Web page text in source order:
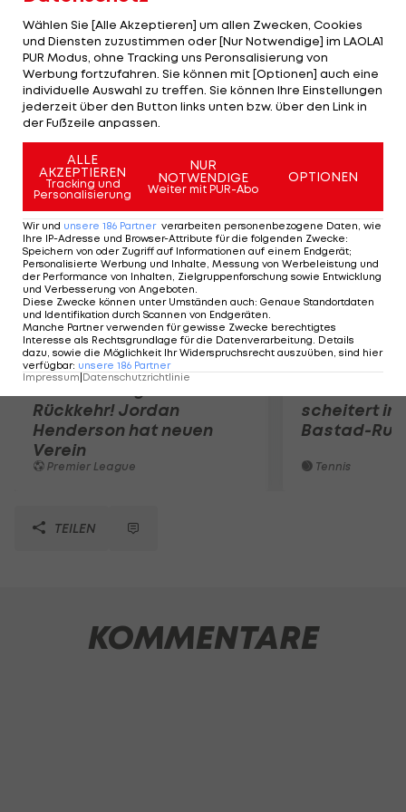
einem Abgang spekuliert, Vereine aus England
zeigten Interesse am Nationalspieler.
Unterschrieben sei zu diesem Zeitpunkt noch
nichts, das soll aber spätestens bis Ende April
nachgeholt werden.
Mehr zum Thema
Rückkehr! Jordan
Henderson hat neuen
Verein
Premier League
scheitert in
Bastad-
Tennis
TEILEN
KOMMENTARE
Wählen Sie [Alle Akzeptieren] um allen Zwecken, Cookies
und Diensten zuzustimmen oder [Nur Notwendige] im LAOLA1
PUR Modus, ohne Tracking uns Peronsalisierung von
Werbung fortzufahren. Sie können mit [Optionen] auch eine
individuelle Auswahl zu treffen. Sie können Ihre Einstellungen
jederzeit über den Button links unten bzw. über den Link in
der Fußzeile anpassen.
ALLE
AKZEPTIEREN
Tracking und
Personalisierung
NUR
NOTWENDIGE
Weiter mit PUR-Abo
OPTIONEN
Wir und unsere 186 Partner verarbeiten personenbezogene Daten, wie
Ihre IP-Adresse und Browser-Attribute für die folgenden Zwecke:
Speichern von oder Zugriff auf Informationen auf einem Endgerät;
Personalisierte Werbung und Inhalte, Messung von Werbeleistung und
der Performance von Inhalten, Zielgruppenforschung sowie Entwicklung
und Verbesserung von Angeboten.
Diese Zwecke können unter Umständen auch: Genaue Standortdaten
und Identifikation durch Scannen von Endgeräten.
Manche Partner verwenden für gewisse Zwecke berechtigtes
Interesse als Rechtsgrundlage für die Datenverarbeitung. Details
dazu, sowie die Möglichkeit Ihr Widerspruchsrecht auszuüben, sind hier
verfügbar: unsere 186 Partner
Impressum Datenschutzrichtlinie